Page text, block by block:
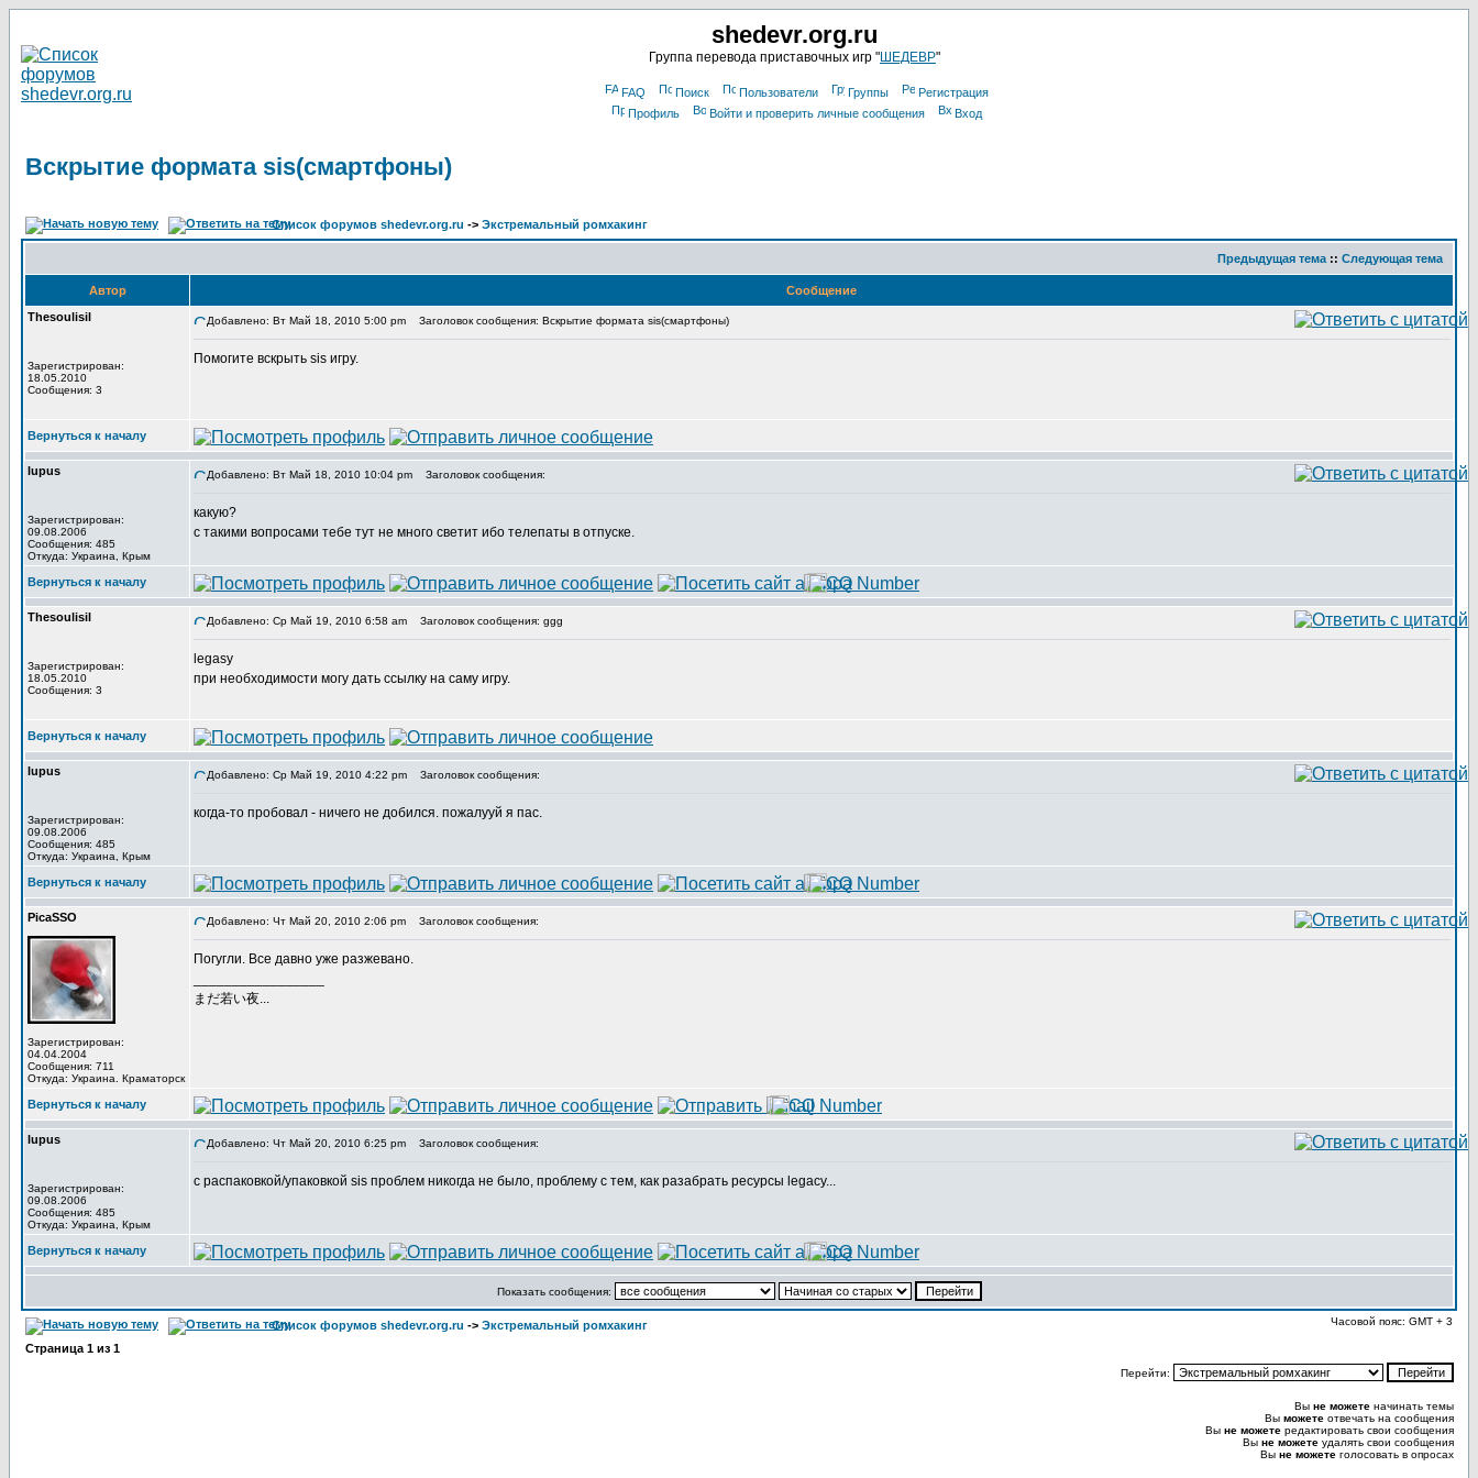
shedevr.org.ru
Группа перевода приставочных игр "ШЕДЕВР"
FAQ Поиск Пользователи Группы
Регистрация
Профиль
Войти и проверить личные сообщения Вход
Вскрытие формата sis(смартфоны)
Список форумов shedevr.org.ru -> Экстремальный ромхакинг
Предыдущая тема :: Следующая тема
Автор
Сообщение
Thesoulisil
Зарегистрирован:
18.05.2010
Сообщения: 3
Добавлено: Вт Май 18, 2010 5:00 pm Заголовок сообщения: Вскрытие формата sis(смартфоны)
Помогите вскрыть sis игру.
Вернуться к началу
lupus
Зарегистрирован:
09.08.2006
Сообщения: 485
Откуда: Украина, Крым
Добавлено: Вт Май 18, 2010 10:04 pm Заголовок сообщения:
какую?
с такими вопросами тебе тут не много светит ибо телепаты в отпуске.
Вернуться к началу
Thesoulisil
Зарегистрирован:
18.05.2010
Сообщения: 3
Добавлено: Ср Май 19, 2010 6:58 am Заголовок сообщения: ggg
legasy
при необходимости могу дать ссылку на саму игру.
Вернуться к началу
lupus
Зарегистрирован:
09.08.2006
Сообщения: 485
Откуда: Украина, Крым
Добавлено: Ср Май 19, 2010 4:22 pm Заголовок сообщения:
когда-то пробовал - ничего не добился. пожалууй я пас.
Вернуться к началу
PicaSSO
Зарегистрирован:
04.04.2004
Сообщения: 711
Откуда: Украина. Краматорск
Добавлено: Чт Май 20, 2010 2:06 pm Заголовок сообщения:
Погугли. Все давно уже разжевано.
まだ若い夜...
Вернуться к началу
lupus
Зарегистрирован:
09.08.2006
Сообщения: 485
Откуда: Украина, Крым
Добавлено: Чт Май 20, 2010 6:25 pm Заголовок сообщения:
с распаковкой/упаковкой sis проблем никогда не было, проблему с тем, как разабрать ресурсы legacy...
Вернуться к началу
Показать сообщения:
Список форумов shedevr.org.ru -> Экстремальный ромхакинг Часовой пояс: GMT + 3
Страница 1 из 1
Перейти:
Вы не можете начинать темы
Вы можете отвечать на сообщения
Вы не можете редактировать свои сообщения
Вы не можете удалять свои сообщения
Вы не можете голосовать в опросах